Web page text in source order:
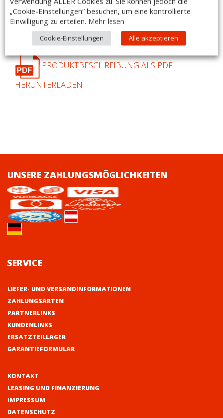
– jede Wandablage ist mit 2 Halterungen vorgesehen
– für 1 Wandablage
– für Ablage 400 mm breit
– Made in Italy
PRODUKTBESCHREIBUNG ALS PDF
HERUNTERLADEN
UNSERE ZAHLUNGSMÖGLICHKEITEN
SERVICE
LIEFER- UND VERSANDINFORMATIONEN
ZAHLUNGSARTEN
PARTNERLINKS
KUNDENLINKS
ERSATZTEILLAGER
GARANTIEFORMULAR
KONTAKT
LEASING UND FINANZIERUNG
IMPRESSUM
DATENSCHUTZ
„Cookie-Einstellungen“ besuchen, um eine kontrollierte
Einwilligung zu erteilen. Mehr lesen
Cookie-Einstellungen Alle akzeptieren